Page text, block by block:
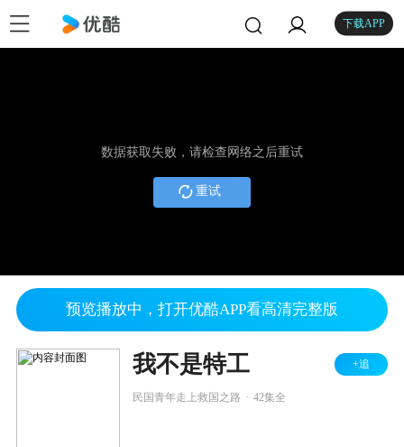
下载APP
数据获取失败，请检查网络之后重试
重试
预览播放中，打开优酷APP看高清完整版
我不是特工 +追
民国青年走上救国之路 42集全